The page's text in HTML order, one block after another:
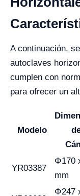
A continuación,
autoclaves
cumplen con
para ofrecer un
Modelo
YR03387
Φ170
mm
Φ247